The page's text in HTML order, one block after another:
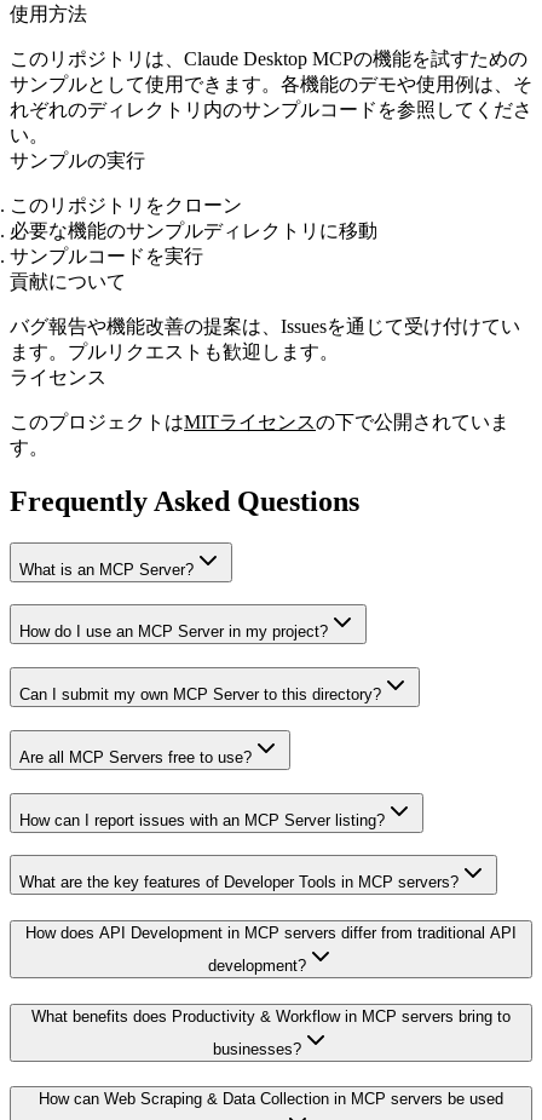
使用方法
このリポジトリは、Claude Desktop MCPの機能を試すための
サンプルとして使用できます。各機能のデモや使用例は、そ
れぞれのディレクトリ内のサンプルコードを参照してくださ
い。
サンプルの実行
このリポジトリをクローン
必要な機能のサンプルディレクトリに移動
サンプルコードを実行
貢献について
バグ報告や機能改善の提案は、Issuesを通じて受け付けてい
ます。プルリクエストも歓迎します。
ライセンス
このプロジェクトはMITライセンスの下で公開されていま
す。
Frequently Asked Questions
What is an MCP Server?
How do I use an MCP Server in my project?
Can I submit my own MCP Server to this directory?
Are all MCP Servers free to use?
How can I report issues with an MCP Server listing?
What are the key features of Developer Tools in MCP servers?
How does API Development in MCP servers differ from traditional API
development?
What benefits does Productivity & Workflow in MCP servers bring to
businesses?
How can Web Scraping & Data Collection in MCP servers be used